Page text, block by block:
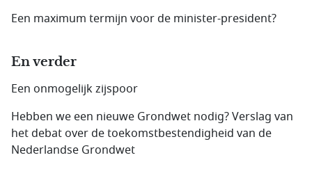
Een maximum termijn voor de minister-president?
En verder
Een onmogelijk zijspoor
Hebben we een nieuwe Grondwet nodig? Verslag van
het debat over de toekomstbestendigheid van de
Nederlandse Grondwet